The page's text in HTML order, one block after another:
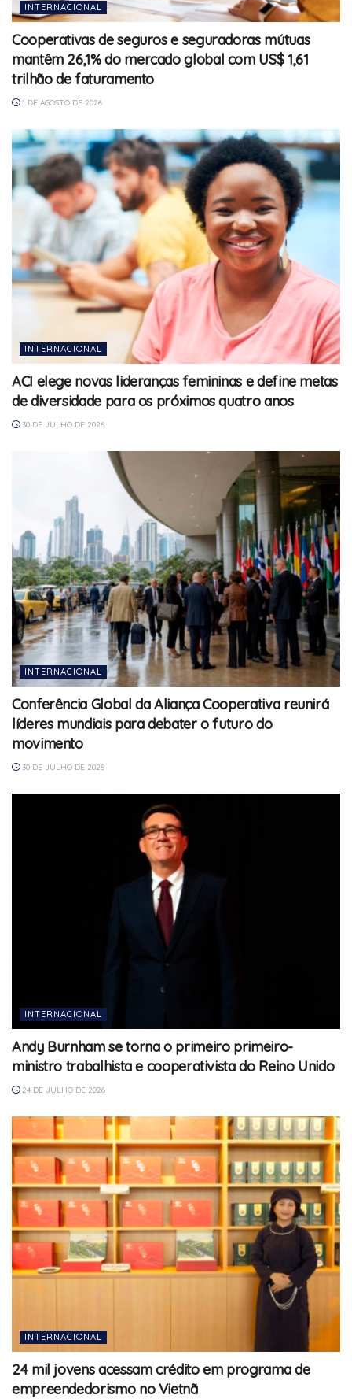
INTERNACIONAL
Cooperativas de seguros e seguradoras mútuas
mantêm 26,1% do mercado global com US$ 1,61
trilhão de faturamento
1 DE AGOSTO DE 2026
INTERNACIONAL
ACI elege novas lideranças femininas e define metas
de diversidade para os próximos quatro anos
30 DE JULHO DE 2026
INTERNACIONAL
Conferência Global da Aliança Cooperativa reunirá
líderes mundiais para debater o futuro do
movimento
30 DE JULHO DE 2026
INTERNACIONAL
Andy Burnham se torna o primeiro primeiro-
ministro trabalhista e cooperativista do Reino Unido
24 DE JULHO DE 2026
INTERNACIONAL
24 mil jovens acessam crédito em programa de
empreendedorismo no Vietnã